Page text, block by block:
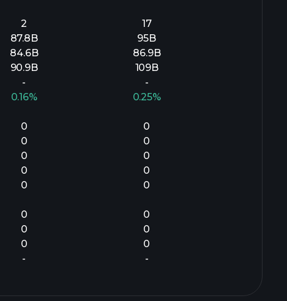
2
87.8B
84.6B
90.9B
-
0.16%
0
0
0
0
0
0
0
0
-
17
95B
86.9B
109B
-
0.25%
0
0
0
0
0
0
0
0
-